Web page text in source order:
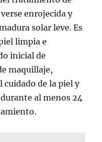
enrojecida y
solar leve. Es
limpia e
inicial de
maquillaje,
cuidado de la piel y
al menos 24